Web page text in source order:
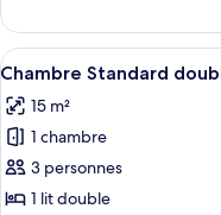
chambre :
Standard
Twin
Room
-
Smoking
Standard
Twin
Room
Smoking
Afficher
toutes
les
photos
pour
ce
11
Chambre Standard
15 m²
1 chambre
3 personnes
1 lit double